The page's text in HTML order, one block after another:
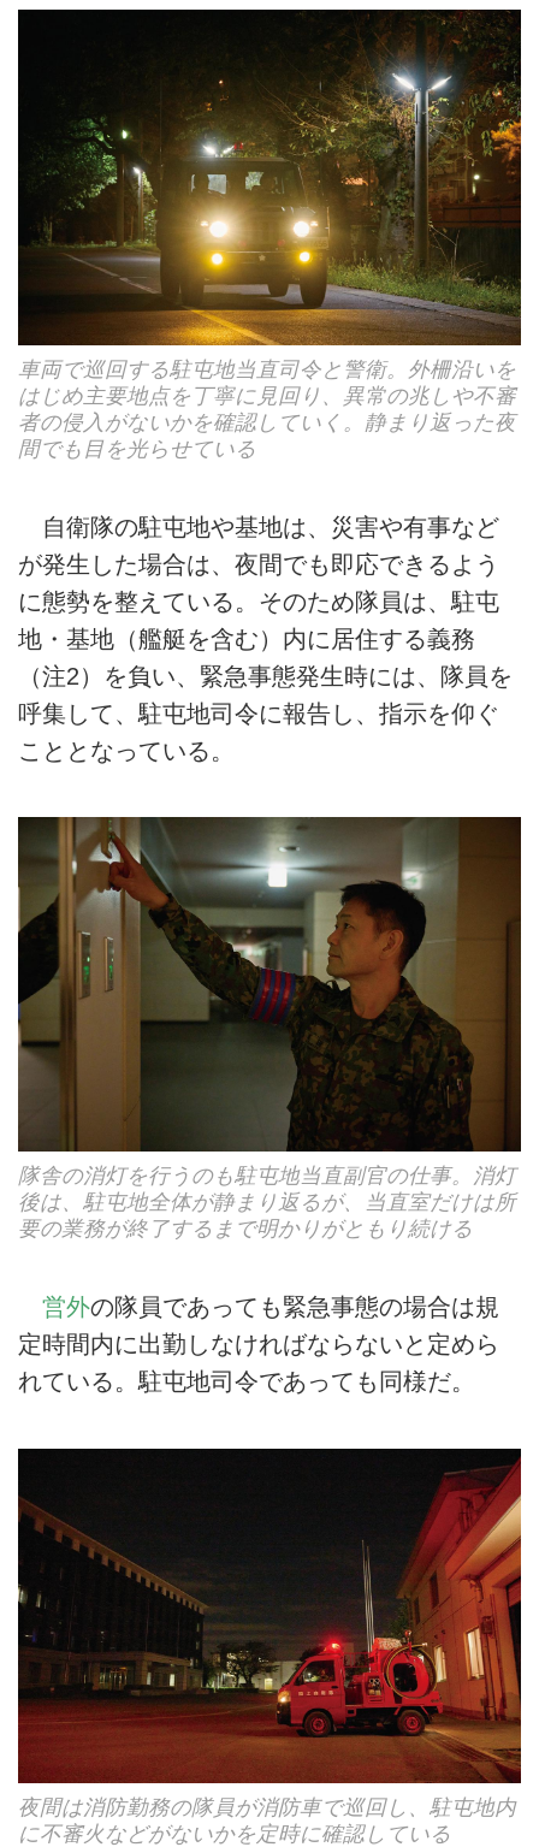
車両で巡回する駐屯地当直司令と警衛。外柵沿いを
はじめ主要地点を丁寧に見回り、異常の兆しや不審
者の侵入がないかを確認していく。静まり返った夜
間でも目を光らせている
自衛隊の駐屯地や基地は、災害や有事など
が発生した場合は、夜間でも即応できるよう
に態勢を整えている。そのため隊員は、駐屯
地・基地（艦艇を含む）内に居住する義務
（注2）を負い、緊急事態発生時には、隊員を
呼集して、駐屯地司令に報告し、指示を仰ぐ
こととなっている。
隊舎の消灯を行うのも駐屯地当直副官の仕事。消灯
後は、駐屯地全体が静まり返るが、当直室だけは所
要の業務が終了するまで明かりがともり続ける
営外の隊員であっても緊急事態の場合は規
定時間内に出勤しなければならないと定めら
れている。駐屯地司令であっても同様だ。
夜間は消防勤務の隊員が消防車で巡回し、駐屯地内
に不審火などがないかを定時に確認している